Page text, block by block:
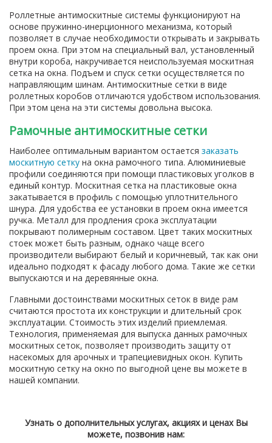
Роллетные антимоскитные системы функционируют на
основе пружинно-инерционного механизма, который
позволяет в случае необходимости открывать и закрывать
проем окна. При этом на специальный вал, установленный
внутри короба, накручивается неиспользуемая москитная
сетка на окна. Подъем и спуск сетки осуществляется по
направляющим шинам. Антимоскитные сетки в виде
роллетных коробов отличаются удобством использования.
При этом цена на эти системы довольна высока.
Рамочные антимоскитные сетки
Наиболее оптимальным вариантом остается заказать
москитную сетку на окна рамочного типа. Алюминиевые
профили соединяются при помощи пластиковых уголков в
единый контур. Москитная сетка на пластиковые окна
закатывается в профиль с помощью уплотнительного
шнура. Для удобства ее установки в проем окна имеется
ручка. Металл для продления срока эксплуатации
покрывают полимерным составом. Цвет таких москитных
стоек может быть разным, однако чаще всего
производители выбирают белый и коричневый, так как они
идеально подходят к фасаду любого дома. Такие же сетки
выпускаются и на деревянные окна.
Главными достоинствами москитных сеток в виде рам
считаются простота их конструкции и длительный срок
эксплуатации. Стоимость этих изделий приемлемая.
Технология, применяемая для выпуска данных рамочных
москитных сеток, позволяет производить защиту от
насекомых для арочных и трапециевидных окон. Купить
москитную сетку на окно по выгодной цене вы можете в
нашей компании.
Узнать о дополнительных услугах, акциях и ценах Вы
можете, позвонив нам: